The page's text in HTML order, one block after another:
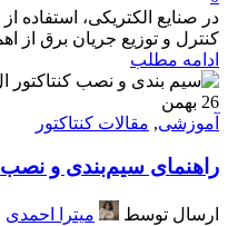
در صنایع الکتریکی، استفاده
کنترل و توزیع جریان برق از
ادامه مطلب
26 بهمن
آموزشی, مقالات کنتاکتور
راهنمای سیم‌بندی و نصب
ارسال توسط
میترا احمدی